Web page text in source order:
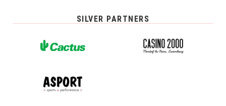
SILVER PARTNERS